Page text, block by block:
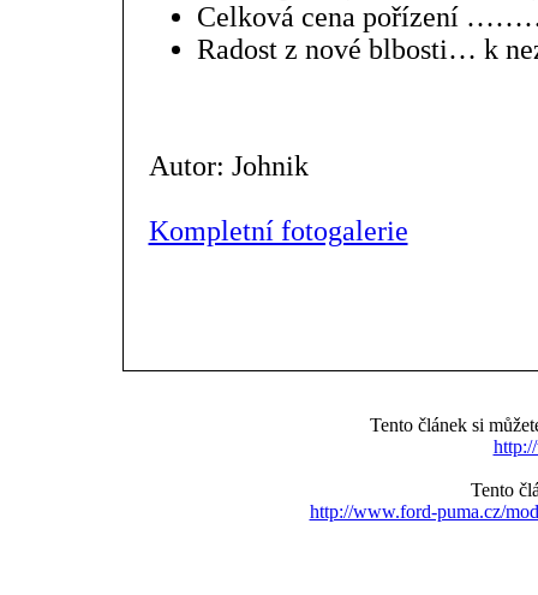
Celková cena pořízení
Radost z nové blbosti… k
Autor: Johnik
Kompletní fotogalerie
Tento článek si
Tento
http://www.ford-puma.cz/